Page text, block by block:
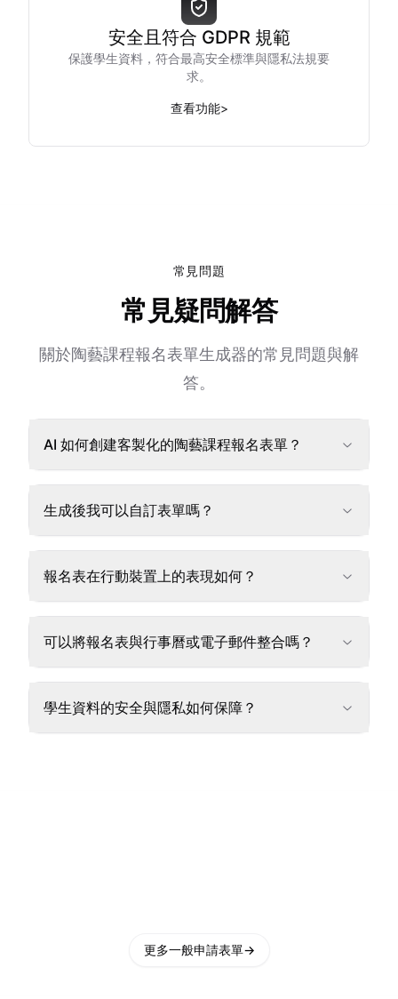
安全且符合 GDPR 規範
保護學生資料，符合最高安全標準與隱私法規要
求。
查看功能>
常見問題
常見疑問解答
關於陶藝課程報名表單生成器的常見問題與解
答。
AI 如何創建客製化的陶藝課程報名表單？
生成後我可以自訂表單嗎？
報名表在行動裝置上的表現如何？
可以將報名表與行事曆或電子郵件整合嗎？
學生資料的安全與隱私如何保障？
更多一般申請表單→